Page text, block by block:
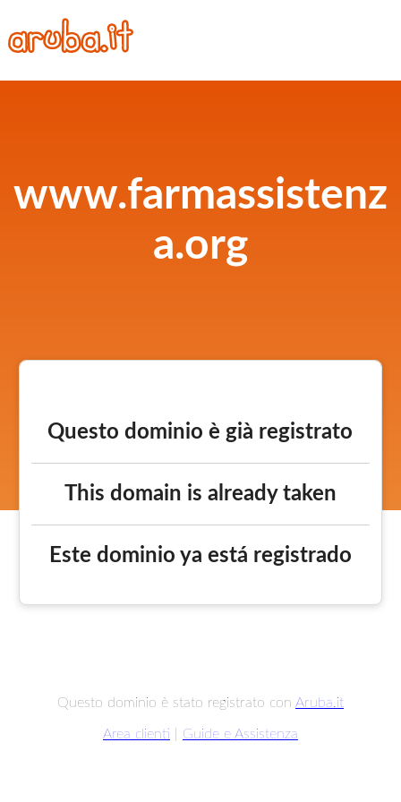
www.farmassistenz
a.org
Questo dominio è già registrato
This domain is already taken
Este dominio ya está registrado
Questo dominio è stato registrato con Aruba.it
Area clienti Guide e Assistenza